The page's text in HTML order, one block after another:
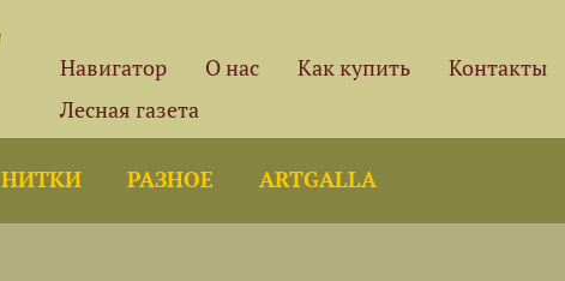
Навигатор О нас Как купить
Контакты
Лесная газета
НИТКИ РАЗНОЕ ARTGALLA